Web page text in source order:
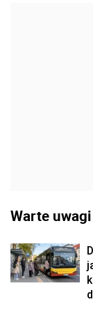
Warte uwagi